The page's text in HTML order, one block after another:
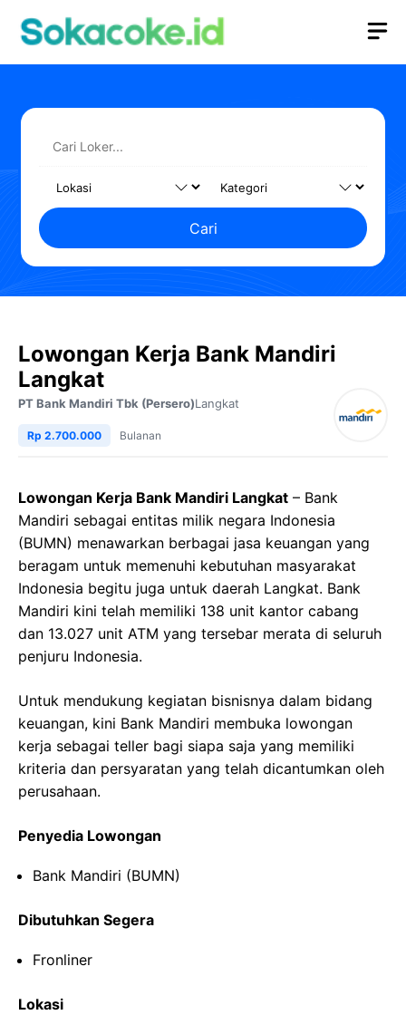
Cari
Lowongan Kerja Bank Mandiri
Langkat
PT Bank Mandiri Tbk (Persero)Langkat
Rp 2.700.000 Bulanan
Lowongan Kerja Bank Mandiri Langkat – Bank
Mandiri sebagai entitas milik negara Indonesia
(BUMN) menawarkan berbagai jasa keuangan yang
beragam untuk memenuhi kebutuhan masyarakat
Indonesia begitu juga untuk daerah Langkat. Bank
Mandiri kini telah memiliki 138 unit kantor cabang
dan 13.027 unit ATM yang tersebar merata di seluruh
penjuru Indonesia.
Untuk mendukung kegiatan bisnisnya dalam bidang
keuangan, kini Bank Mandiri membuka lowongan
kerja sebagai teller bagi siapa saja yang memiliki
kriteria dan persyaratan yang telah dicantumkan oleh
perusahaan.
Penyedia Lowongan
Bank Mandiri (BUMN)
Dibutuhkan Segera
Fronliner
Lokasi